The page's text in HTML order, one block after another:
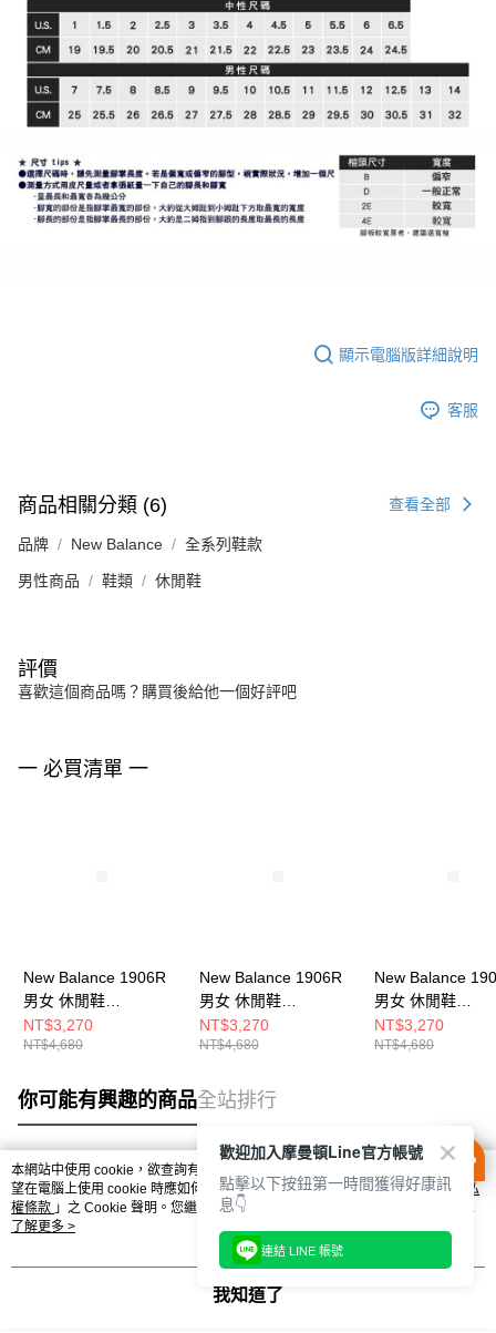
顯示電腦版詳細說明
客服
商品相關分類 (6) 查看全部
品牌 New Balance 全系列鞋款
男性商品 鞋類 休閒鞋
評價
喜歡這個商品嗎？購買後給他一個好評吧
一 必買清單 一
New Balance 1906R
男女 休閒鞋
M1906REE-D
NT$3,270
NT$4,680
New Balance 1906R
男女 休閒鞋
U1906RCN-D
NT$3,270
NT$4,680
New Balance
男女 休閒鞋
U1906RCP-D
NT$3,270
NT$4,680
你可能有興趣的商品全站排行
熱門標籤
本網站中使用 cookie，欲查詢有關本網站使用 cookie 方式之詳情，及若您不希
望在電腦上使用 cookie 時應如何變更電腦的 cookie 設定，請參閱本網站「
隱私
權條款 」之 Cookie 聲明。您繼續使用本網站即表示您同意本公司得按本網站使
用條款之 Cookie 聲明使用 cookie。
了解更多 >
我知道了
歡迎加入摩曼頓Line官方帳號
點擊以下按鈕第一時間獲得好康訊
息👇
連結 LINE 帳號